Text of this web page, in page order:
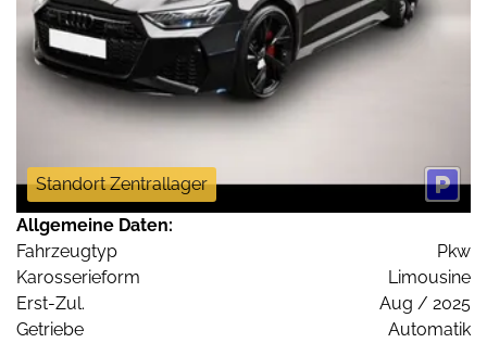
Standort Zentrallager
Allgemeine Daten:
Fahrzeugtyp
Pkw
Karosserieform
Limousine
Erst-Zul.
Aug / 2025
Getriebe
Automatik